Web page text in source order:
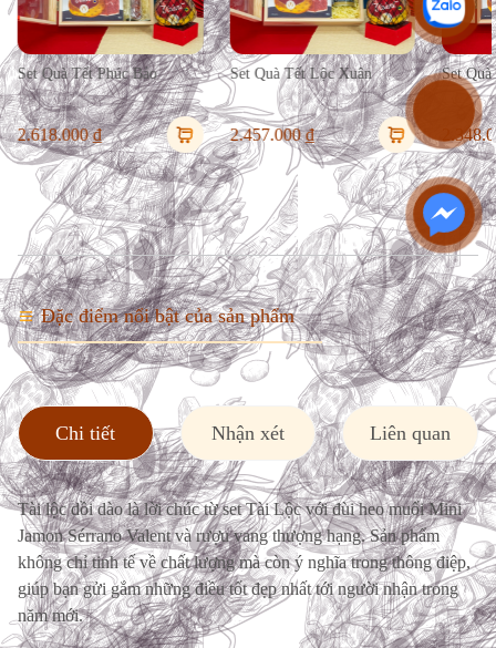
Set Quà Tết Lộc Xuân
2.457.000 ₫
Set Quà Tết Vượng Lộc
2.348.000 ₫
Đặc điểm nổi bật của sản phẩm
Chi tiết Nhận xét Liên quan
Tài lộc dồi dào là lời chúc từ set Tài Lộc với đùi heo muối Mini
Jamon Sérrano Valent và rượu vang thượng hạng. Sản phẩm
không chỉ tinh tế về chất lượng mà còn ý nghĩa trong thông điệp,
giúp bạn gửi gắm những điều tốt đẹp nhất tới người nhận trong
năm mới.